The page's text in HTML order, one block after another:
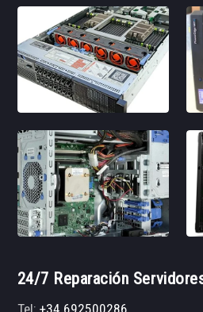
24/7 Reparación
Tel:+34 692500286